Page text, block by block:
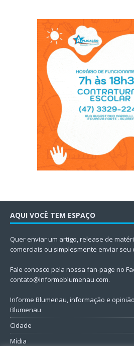
AQUI VOCÊ TEM ESPAÇO
Quer enviar um artigo, release de
comerciais ou simplesmente enviar seu
Fale conosco pela nossa fan-page no
contato@informeblumenau.com.
Informe Blumenau, informação e
Blumenau
Cidade
Mídia